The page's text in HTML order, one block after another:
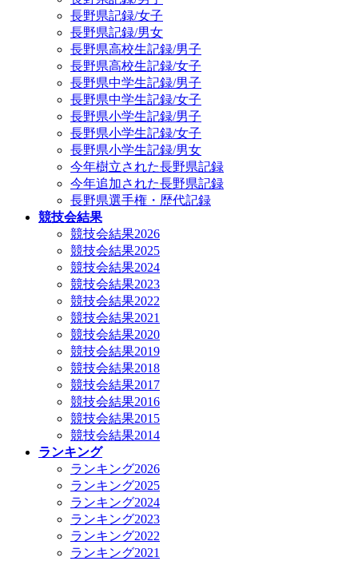
長野県記録/女子
長野県記録/男女
長野県高校生記録/男子
長野県高校生記録/女子
長野県中学生記録/男子
長野県中学生記録/女子
長野県小学生記録/男子
長野県小学生記録/女子
長野県小学生記録/男女
今年樹立された長野県記録
今年追加された長野県記録
長野県選手権・歴代記録
競技会結果
競技会結果2026
競技会結果2025
競技会結果2024
競技会結果2023
競技会結果2022
競技会結果2021
競技会結果2020
競技会結果2019
競技会結果2018
競技会結果2017
競技会結果2016
競技会結果2015
競技会結果2014
ランキング
ランキング2026
ランキング2025
ランキング2024
ランキング2023
ランキング2022
ランキング2021